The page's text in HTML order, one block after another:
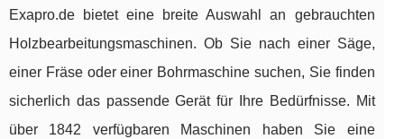
Exapro.de bietet eine breite Auswahl an gebrauchten
Holzbearbeitungsmaschinen. Ob Sie nach einer Säge,
einer Fräse oder einer Bohrmaschine suchen, Sie finden
sicherlich das passende Gerät für Ihre Bedürfnisse. Mit
über 1842 verfügbaren Maschinen haben Sie eine